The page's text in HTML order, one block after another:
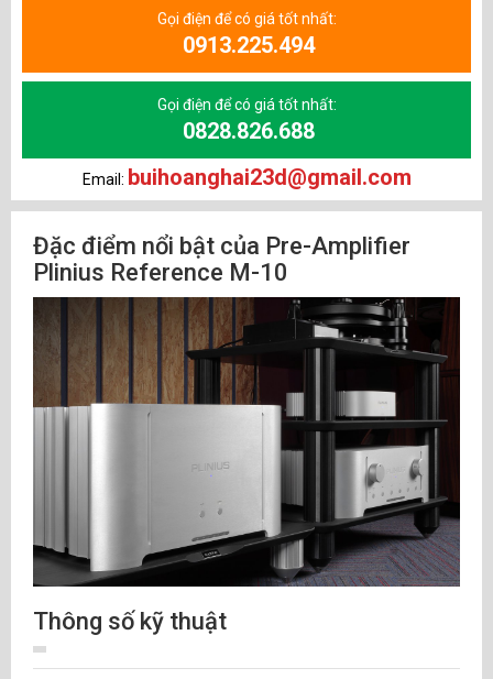
Gọi điện để có giá tốt nhất:
0913.225.494
Gọi điện để có giá tốt nhất:
0828.826.688
Email: buihoanghai23d@gmail.com
Đặc điểm nổi bật của Pre-Amplifier
Plinius Reference M-10
Thông số kỹ thuật